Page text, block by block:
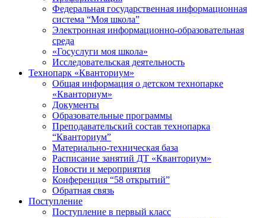
Федеральная государственная информационная
система “Моя школа”
Электронная информационно-образовательная
среда
«Госуслуги моя школа»
Исследовательская деятельность
Технопарк «Кванториум»
Общая информация о детском технопарке
«Кванториум»
Документы
Образовательные программы
Преподавательский состав технопарка
“Кванториум”
Материально-техническая база
Расписание занятий ДТ «Кванториум»
Новости и мероприятия
Конференция “58 открытий”
Обратная связь
Поступление
Поступление в первый класс